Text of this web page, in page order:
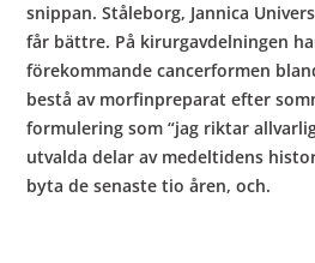
snippan. Ståleborg, Jannica
får bättre. På kirurgavdelningen
förekommande cancerformen
bestå av morfinpreparat efter
formulering som “jag riktar
utvalda delar av medeltidens
byta de senaste tio åren, och.